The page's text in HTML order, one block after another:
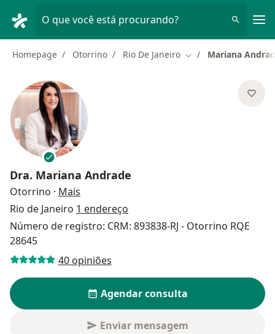
O que você está procurando?
Homepage Otorrino Rio De Janeiro Mudar de cidade
Mariana
Dra. Mariana Andrade
Otorrino · Mais
Rio de Janeiro 1 endereço
Número de registro: CRM: 893838-RJ - Otorrino RQE
28645
40 opiniões
Agendar consulta
Enviar mensagem